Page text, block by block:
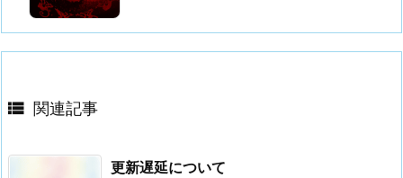
 関連記事
更新遅延について